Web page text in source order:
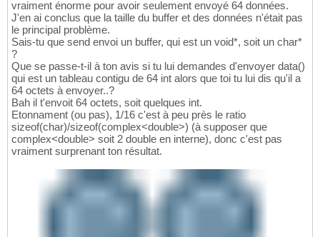
vraiment énorme pour avoir seulement envoyé 64 données.
J'en ai conclus que la taille du buffer et des données n'était pas
le principal problème.
Sais-tu que send envoi un buffer, qui est un void*, soit un char*
?
Que se passe-t-il à ton avis si tu lui demandes d'envoyer data()
qui est un tableau contigu de 64 int alors que toi tu lui dis qu'il a
64 octets à envoyer..?
Bah il t'envoit 64 octets, soit quelques int.
Etonnament (ou pas), 1/16 c'est à peu près le ratio
sizeof(char)/sizeof(complex<double>) (à supposer que
complex<double> soit 2 double en interne), donc c'est pas
vraiment surprenant ton résultat.